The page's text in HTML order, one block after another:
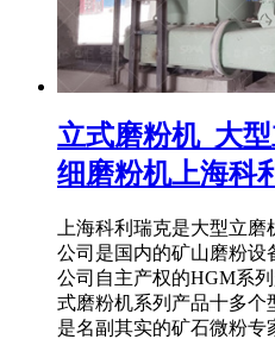
立式磨粉机_大
细磨粉机上海科
上海科利瑞克是大型立
公司是国内的矿山磨粉设
公司自主产权的HGM系
式磨粉机系列产品十多个
是名副其实的矿石微粉专